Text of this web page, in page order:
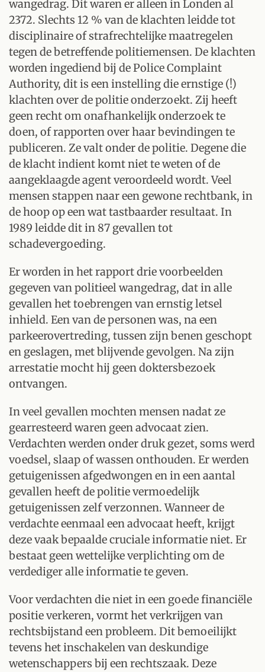
wangedrag. Dit waren er alleen in Londen al
2372. Slechts 12 % van de klachten leidde tot
disciplinaire of strafrechtelijke maatregelen
tegen de betreffende politiemensen. De klachten
worden ingediend bij de Police Complaint
Authority, dit is een instelling die ernstige (!)
klachten over de politie onderzoekt. Zij heeft
geen recht om onafhankelijk onderzoek te
doen, of rapporten over haar bevindingen te
publiceren. Ze valt onder de politie. Degene die
de klacht indient komt niet te weten of de
aangeklaagde agent veroordeeld wordt. Veel
mensen stappen naar een gewone rechtbank, in
de hoop op een wat tastbaarder resultaat. In
1989 leidde dit in 87 gevallen tot
schadevergoeding.
Er worden in het rapport drie voorbeelden
gegeven van politieel wangedrag, dat in alle
gevallen het toebrengen van ernstig letsel
inhield. Een van de personen was, na een
parkeerovertreding, tussen zijn benen geschopt
en geslagen, met blijvende gevolgen. Na zijn
arrestatie mocht hij geen doktersbezoek
ontvangen.
In veel gevallen mochten mensen nadat ze
gearresteerd waren geen advocaat zien.
Verdachten werden onder druk gezet, soms werd
voedsel, slaap of wassen onthouden. Er werden
getuigenissen afgedwongen en in een aantal
gevallen heeft de politie vermoedelijk
getuigenissen zelf verzonnen. Wanneer de
verdachte eenmaal een advocaat heeft, krijgt
deze vaak bepaalde cruciale informatie niet. Er
bestaat geen wettelijke verplichting om de
verdediger alle informatie te geven.
Voor verdachten die niet in een goede financiële
positie verkeren, vormt het verkrijgen van
rechtsbijstand een probleem. Dit bemoeilijkt
tevens het inschakelen van deskundige
wetenschappers bij een rechtszaak. Deze